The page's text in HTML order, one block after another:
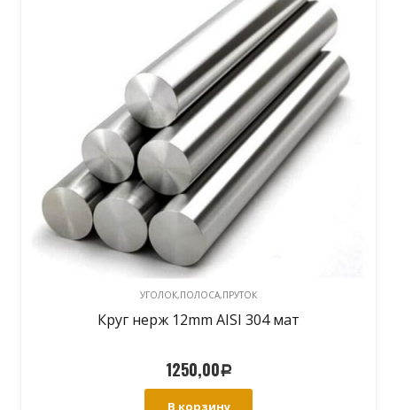
УГОЛОК,ПОЛОСА,ПРУТОК
Круг нерж 12mm AISI 304 мат
1250,00Р
В корзину